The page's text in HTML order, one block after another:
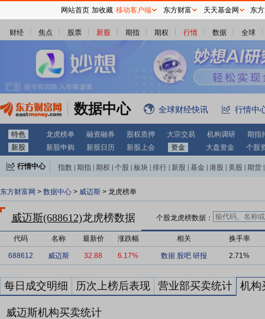
财经 焦点 股票 新股 期指 期权 行情 数据 全球
数据中心 全球财经快讯 行情中
特色 龙虎榜单 融资融券 股权质押 大宗交易 机构调研
期指
新股
新股申购 新股日历 新股上会 资金 大盘资金 个股
行情中心 指数 期指 期权 个股 板块 排行 新股 基金 港股 美股 期货
东方财富网 > 数据中心 > 威迈斯 > 龙虎榜单
威迈斯(688612)龙虎榜数据 个股龙虎榜数据：
代码 名称 最新价 涨跌幅 相关 换手率
688612 威迈斯 32.88 6.17% 数据 股吧 研报 2.71%
每日成交明细 历次上榜后表现 营业部买卖统计 机构
威迈斯机构买卖统计
网站首页 加收藏 移动客户端 东方财富 天天基金网 东